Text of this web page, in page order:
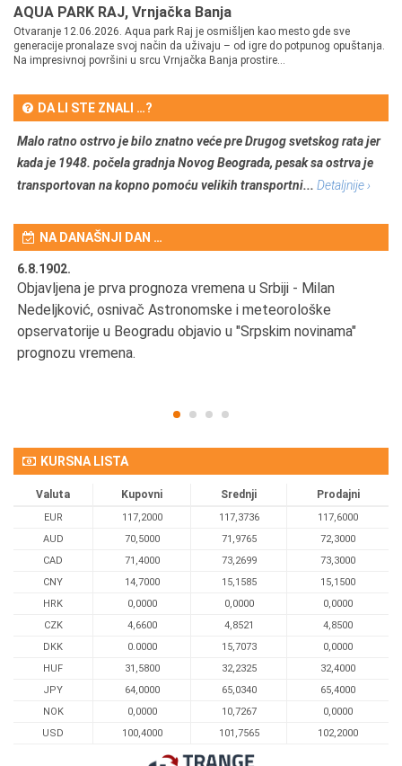
AQUA PARK RAJ, Vrnjačka Banja
Otvaranje 12.06.2026. Aqua park Raj je osmišljen kao mesto gde sve
generacije pronalaze svoj način da uživaju – od igre do potpunog opuštanja.
Na impresivnoj površini u srcu Vrnjačka Banja prostire...
DA LI STE ZNALI …?
Malo ratno ostrvo je bilo znatno veće pre Drugog svetskog rata jer
kada je 1948. počela gradnja Novog Beograda, pesak sa ostrva je
transportovan na kopno pomoću velikih transportni... Detaljnije ›
NA DANAŠNJI DAN …
6.8.1902.
Objavljena je prva prognoza vremena u Srbiji - Milan
Nedeljković, osnivač Astronomske i meteorološke
opservatorije u Beogradu objavio u "Srpskim novinama"
prognozu vremena.
KURSNA LISTA
Valuta Kupovni Srednji Prodajni
EUR 117,2000 117,3736
117,6000
AUD
70,5000 71,9765
72,3000
CAD
71,4000 73,2699
73,3000
CNY
14,7000 15,1585
15,1500
HRK
0,0000 0,0000
0,0000
CZK
4,6600 4,8521
4,8500
DKK
0.0000 15,7073
0,0000
HUF
31,5800 32,2325
32,4000
JPY
64,0000 65,0340
65,4000
NOK
0,0000 10,7267
0,0000
USD
100,4000 101,7565 102,2000